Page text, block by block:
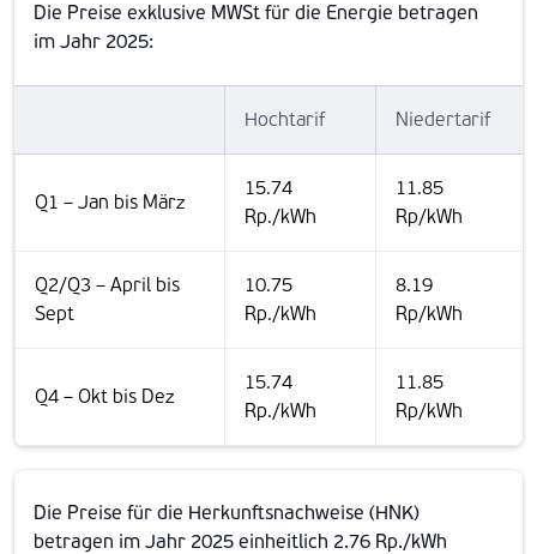
Die Preise exklusive MWSt für die Energie betragen
im Jahr 2025:
Hochtarif Niedertarif
Q1 – Jan bis März
15.74
Rp./kWh
11.85
Rp/kWh
Q2/Q3 – April bis
Sept
10.75
Rp./kWh
8.19
Rp/kWh
Q4 – Okt bis Dez
15.74
Rp./kWh
11.85
Rp/kWh
Die Preise für die Herkunftsnachweise (HNK)
betragen im Jahr 2025 einheitlich 2.76 Rp./kWh